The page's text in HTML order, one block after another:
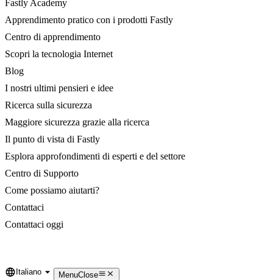
Fastly Academy
Apprendimento pratico con i prodotti Fastly
Centro di apprendimento
Scopri la tecnologia Internet
Blog
I nostri ultimi pensieri e idee
Ricerca sulla sicurezza
Maggiore sicurezza grazie alla ricerca
Il punto di vista di Fastly
Esplora approfondimenti di esperti e del settore
Centro di Supporto
Come possiamo aiutarti?
Contattaci
Contattaci oggi
Language
Italiano MenuClose